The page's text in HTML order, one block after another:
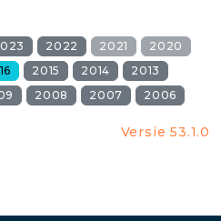
2022 2021
2020
2015 2014
2013
2008 2007 2006
Versie 53.1.0